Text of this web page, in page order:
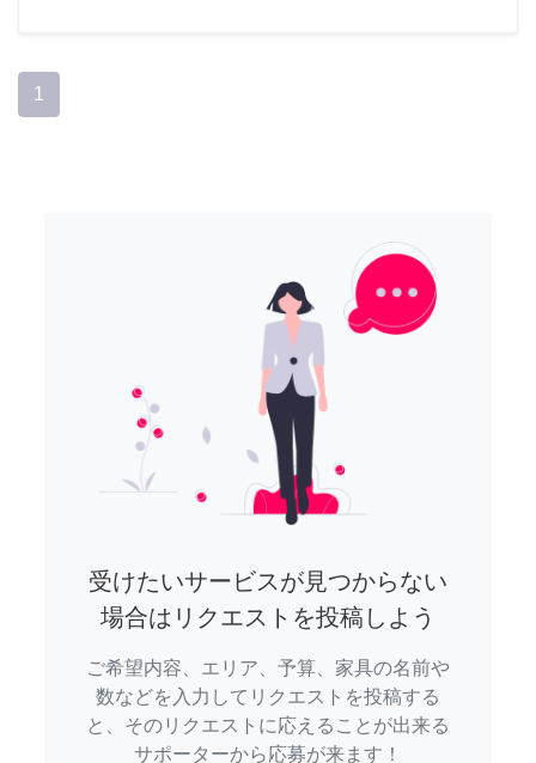
1
受けたいサービスが見つからない
場合はリクエストを投稿しよう
ご希望内容、エリア、予算、家具の名前や
数などを入力してリクエストを投稿する
と、そのリクエストに応えることが出来る
サポーターから応募が来ます！